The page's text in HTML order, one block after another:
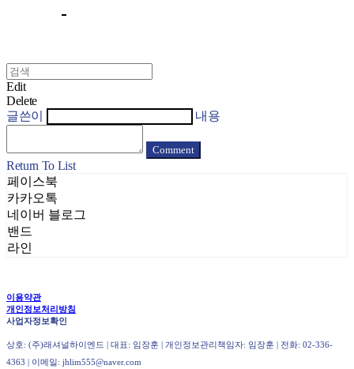
Edit
Delete
글쓴이
내용
Comment
Return To List
페이스북
카카오톡
네이버 블로그
밴드
라인
이용약관
개인정보처리방침
사업자정보확인
상호: (주)래셔널하이엔드 | 대표: 임장훈 | 개인정보관리책임자: 임장훈 | 전화: 02-336-
4363 | 이메일: jhlim555@naver.com